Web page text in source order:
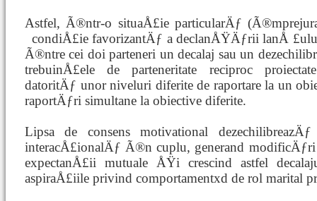
Astfel, Ã®ntr-o situaÅ£ie particularÄƒ
condiÅ£ie favorizantÄƒ a declanÅŸÄƒrii lanÅ
Ã®ntre cei doi parteneri un decalaj sau un
trebuinÅ£ele de parteneritate reciproc
datoritÄƒ unor niveluri diferite de raportare la un
raportÄƒri simultane la obiective diferite.
Lipsa de consens motivational
interacÅ£ionalÄƒ Ã®n cuplu, generand
expectanÅ£ii mutuale ÅŸi crescind astfel
aspiraÅ£iile privind comportamentxd de rol marital